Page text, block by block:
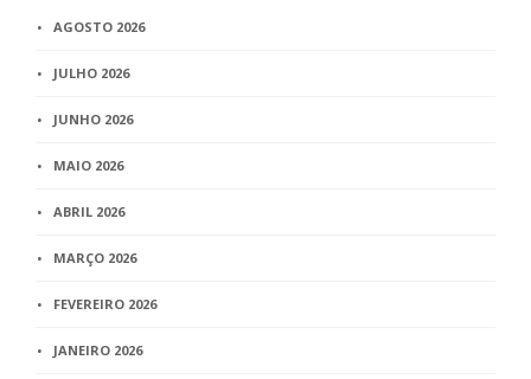
AGOSTO 2026
JULHO 2026
JUNHO 2026
MAIO 2026
ABRIL 2026
MARÇO 2026
FEVEREIRO 2026
JANEIRO 2026